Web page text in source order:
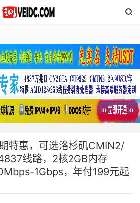

特惠，可选洛杉矶CMIN2/
线路，2核2GB内存
1Gbps，年付199元起